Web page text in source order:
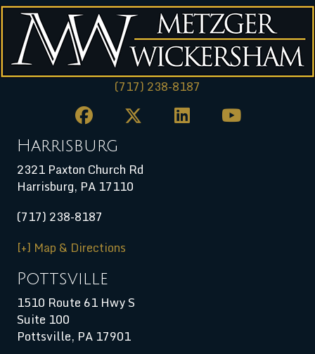
(717) 238-8187
Harrisburg
2321 Paxton Church Rd
Harrisburg, PA 17110
(717) 238-8187
[+] Map & Directions
Pottsville
1510 Route 61 Hwy S
Suite 100
Pottsville, PA 17901